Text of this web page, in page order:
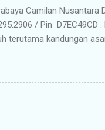
Camilan Nusantara
/ Pin D7EC49CD
terutama kandungan
digoreng hingga krispi
Ceker menjadi
pilihan istimewa
dengan cita rasa yang